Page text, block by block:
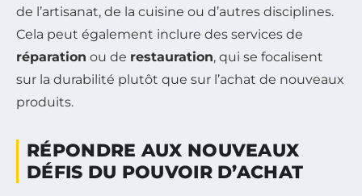
de l’artisanat, de la cuisine ou d’autres disciplines.
Cela peut également inclure des services de
réparation ou de restauration, qui se focalisent
sur la durabilité plutôt que sur l’achat de nouveaux
produits.
RÉPONDRE AUX NOUVEAUX
DÉFIS DU POUVOIR D’ACHAT